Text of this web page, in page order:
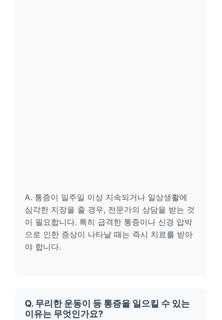
A. 통증이 일주일 이상 지속되거나 일상생활에
심각한 지장을 줄 경우, 전문가의 상담을 받는 것
이 필요합니다. 특히 급격한 통증이나 신경 압박
으로 인한 증상이 나타날 때는 즉시 치료를 받아
야 합니다.
Q. 무리한 운동이 등 통증을 일으킬 수 있는
이유는 무엇인가요?